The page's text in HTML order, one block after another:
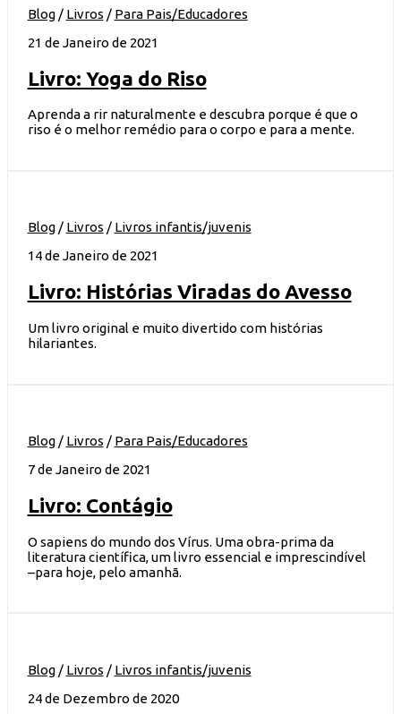
Blog/ Livros / Para Pais/Educadores
21 de Janeiro de 2021
Livro: Yoga do Riso
Aprenda a rir naturalmente e descubra porque é que o
riso é o melhor remédio para o corpo e para a mente.
Blog/ Livros / Livros infantis/juvenis
14 de Janeiro de 2021
Livro: Histórias Viradas do Avesso
Um livro original e muito divertido com histórias
hilariantes.
Blog/ Livros / Para Pais/Educadores
7 de Janeiro de 2021
Livro: Contágio
O sapiens do mundo dos Vírus. Uma obra-prima da
literatura científica, um livro essencial e imprescindível
–para hoje, pelo amanhã.
Blog/ Livros / Livros infantis/juvenis
24 de Dezembro de 2020